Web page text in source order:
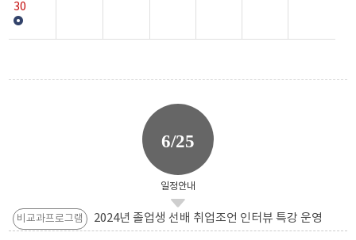
30
6/25
일정안내
비교과프로그램 2024년 졸업생 선배 취업조언 인터뷰 특강 운영